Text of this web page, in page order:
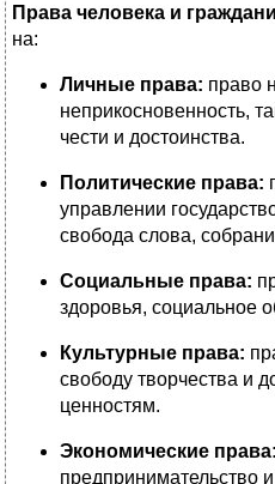
Права человека и
на:
Личные права: право
неприкосновенность,
чести и достоинства.
Политические права:
управлении
свобода слова,
Социальные права:
здоровья, социальное
Культурные права:
свободу творчества и
ценностям.
Экономические права:
предпринимательство